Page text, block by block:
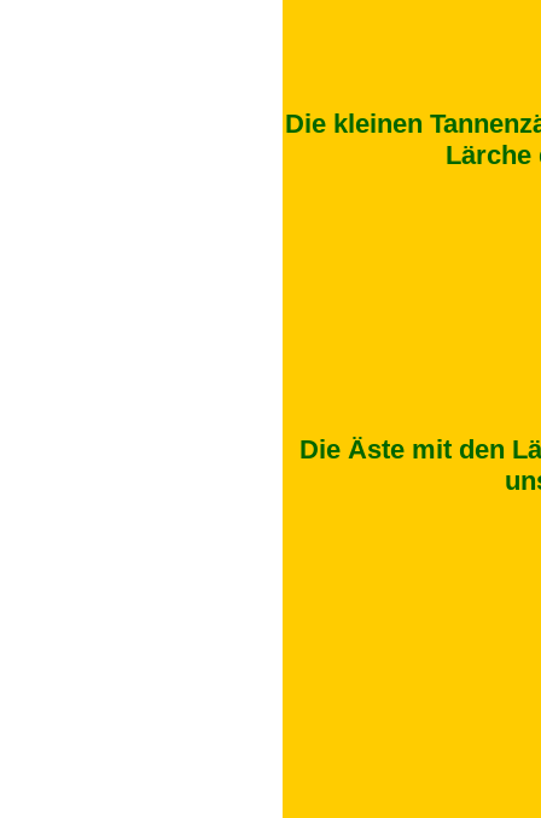
Die kleinen
Lärche
Die Äste mit den